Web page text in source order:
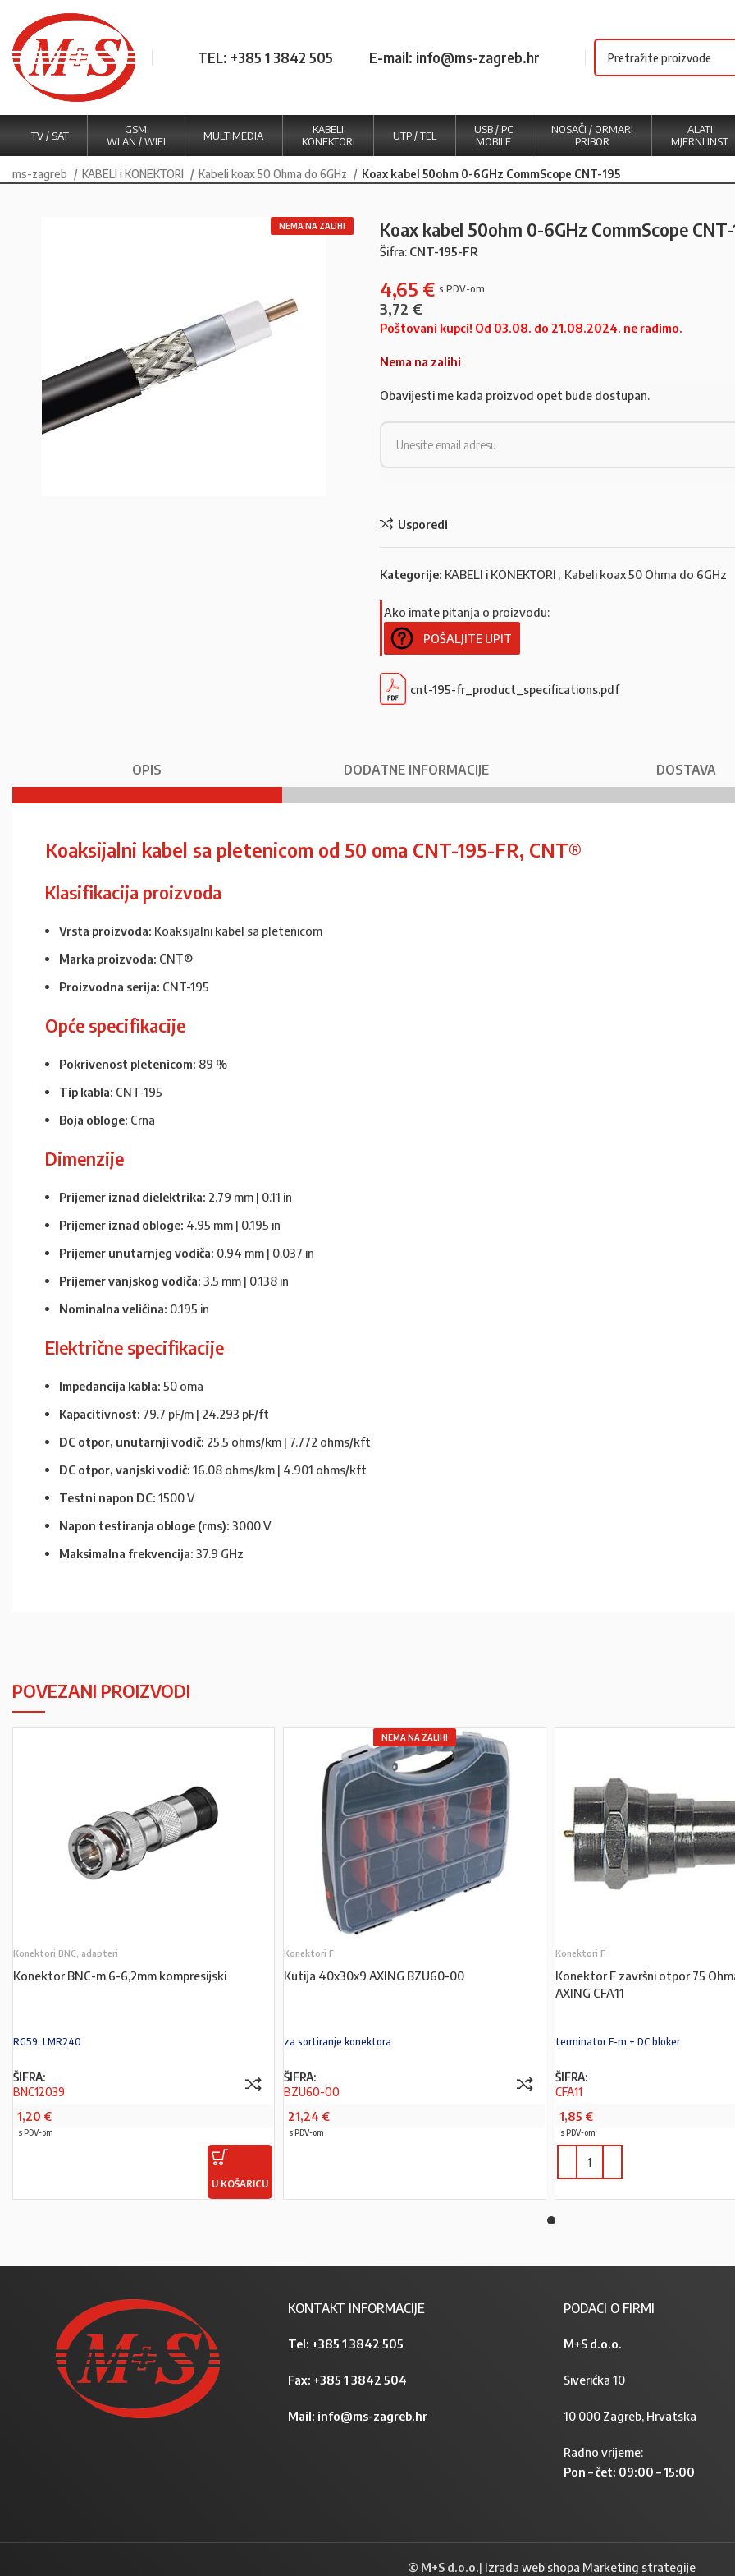
TEL: +385 1 3842 505 E-mail: info@ms-zagreb.hr
TV / SAT
GSM
WLAN / WIFI
MULTIMEDIA
KABELI
KONEKTORI
UTP / TEL
USB / PC
MOBILE
NOSAČI / ORMARI
PRIBOR
ALATI
MJERNI INST.
ms-zagreb KABELI i KONEKTORI Kabeli koax 50 Ohma do 6GHz Koax kabel 50ohm 0-6GHz CommScope CNT-195
NEMA NA ZALIHI Koax kabel 50ohm 0-6GHz CommScope
Šifra: CNT-195-FR
4,65 €
3,72 €
Poštovani kupci! Od 03.08. do 21.08.2024. ne radimo.
Nema na zalihi
Obavijesti me kada proizvod opet bude dostupan.
Usporedi
Kategorije: KABELI i KONEKTORI , Kabeli koax 50 Ohma do 6GHz
Ako imate pitanja o proizvodu:
POŠALJITE UPIT
cnt-195-fr_product_specifications.pdf
OPIS DODATNE INFORMACIJE DOSTAVA
Koaksijalni kabel sa pletenicom od 50 oma CNT-195-FR, CNT®
Klasifikacija proizvoda
Vrsta proizvoda: Koaksijalni kabel sa pletenicom
Marka proizvoda: CNT®
Proizvodna serija: CNT-195
Opće specifikacije
Pokrivenost pletenicom: 89 %
Tip kabla: CNT-195
Boja obloge: Crna
Dimenzije
Prijemer iznad dielektrika: 2.79 mm | 0.11 in
Prijemer iznad obloge: 4.95 mm | 0.195 in
Prijemer unutarnjeg vodiča: 0.94 mm | 0.037 in
Prijemer vanjskog vodiča: 3.5 mm | 0.138 in
Nominalna veličina: 0.195 in
Električne specifikacije
Impedancija kabla: 50 oma
Kapacitivnost: 79.7 pF/m | 24.293 pF/ft
DC otpor, unutarnji vodič: 25.5 ohms/km | 7.772 ohms/kft
DC otpor, vanjski vodič: 16.08 ohms/km | 4.901 ohms/kft
Testni napon DC: 1500 V
Napon testiranja obloge (rms): 3000 V
Maksimalna frekvencija: 37.9 GHz
POVEZANI PROIZVODI
Konektori BNC, adapteri
Konektor BNC-m 6-6,2mm kompresijski
RG59, LMR240
ŠIFRA:
BNC12039
1,20 €
s PDV-om
U KOŠARICU
NEMA NA ZALIHI
Konektori F
Kutija 40x30x9 AXING BZU60-00
za sortiranje konektora
ŠIFRA:
BZU60-00
21,24 €
s PDV-om
Konektori F
Konektor F završni otpor 75
AXING CFA11
terminator F-m + DC bloker
ŠIFRA:
CFA11
1,85 €
s PDV-om
KONTAKT INFORMACIJE
Tel: +385 1 3842 505
Fax: +385 1 3842 504
Mail: info@ms-zagreb.hr
PODACI O FIRMI
M+S d.o.o.
Siverićka 10
10 000 Zagreb, Hrvatska
Radno vrijeme:
Pon – čet: 09:00 – 15:00
© M+S d.o.o.| Izrada web shopa Marketing strategije